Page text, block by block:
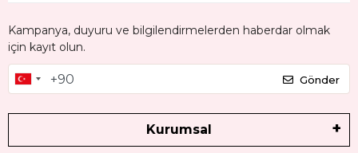
Kampanya, duyuru ve bilgilendirmelerden haberdar olmak
için kayıt olun.
Gönder
Kurumsal